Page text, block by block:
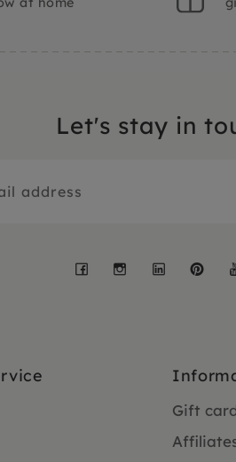
Let's stay in
Facebook
Gift